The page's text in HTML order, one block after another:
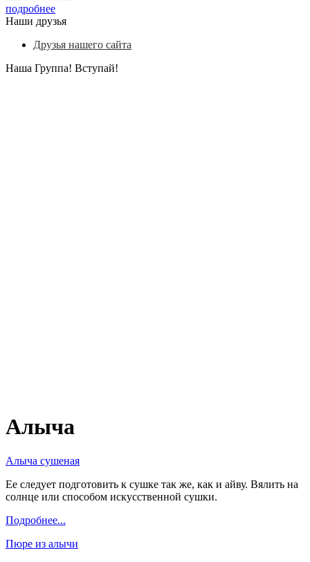
подробнее
Наши друзья
Друзья нашего сайта
Наша Группа! Вступай!
Алыча
Алыча сушеная
Ее следует подготовить к сушке так же, как и айву. Вялить на
солнце или способом искусственной сушки.
Подробнее...
Пюре из алычи